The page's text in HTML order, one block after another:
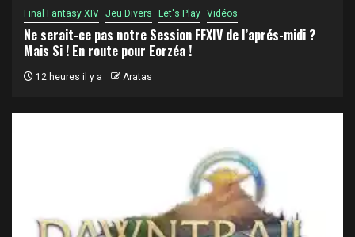
Final Fantasy XIV Jeu Divers Let's Play Vidéos
Ne serait-ce pas notre Session FFXIV de l’aprés-midi ?
Mais Si ! En route pour Eorzéa !
12 heures il y a Aratas